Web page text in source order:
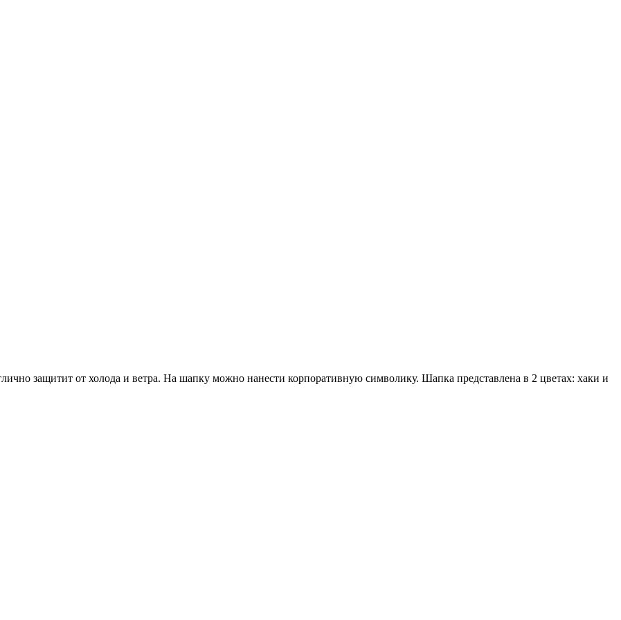
защитит от холода и ветра. На шапку можно нанести корпоративную символику. Шапка представлена в 2 цветах: хаки и